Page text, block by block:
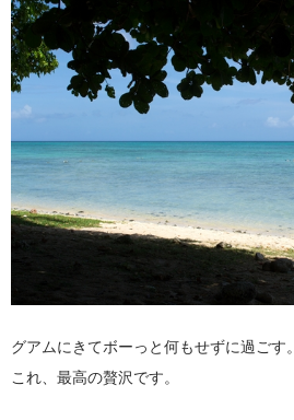
グアムにきてボーっと何もせずに過ごす。
これ、最高の贅沢です。